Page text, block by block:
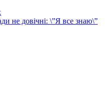
не довічні: \”Я все знаю\”